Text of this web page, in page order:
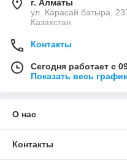
г. Алматы
ул. Карасай батыра,
Казахстан
Контакты
Сегодня работает с
Показать весь
О нас
Контакты